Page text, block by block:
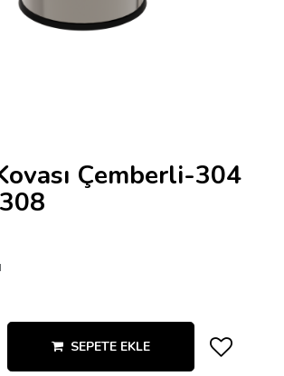
Çemberli-304
SEPETE EKLE